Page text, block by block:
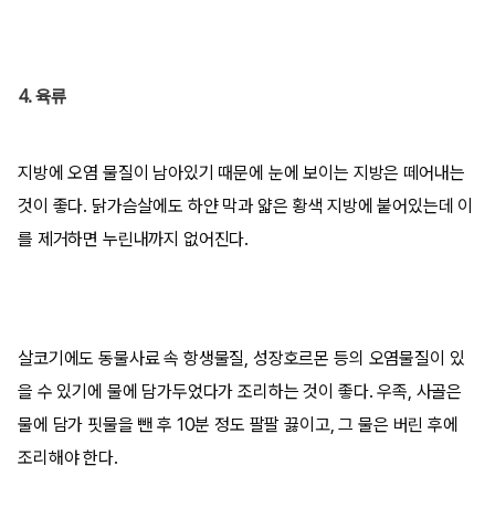
4. 육류
지방에 오염 물질이 남아있기 때문에 눈에 보이는 지방은 떼어내는
것이 좋다. 닭가슴살에도 하얀 막과 얇은 황색 지방에 붙어있는데 이
를 제거하면 누린내까지 없어진다.
살코기에도 동물사료 속 항생물질, 성장호르몬 등의 오염물질이 있
을 수 있기에 물에 담가두었다가 조리하는 것이 좋다. 우족, 사골은
물에 담가 핏물을 뺀 후 10분 정도 팔팔 끓이고, 그 물은 버린 후에
조리해야 한다.